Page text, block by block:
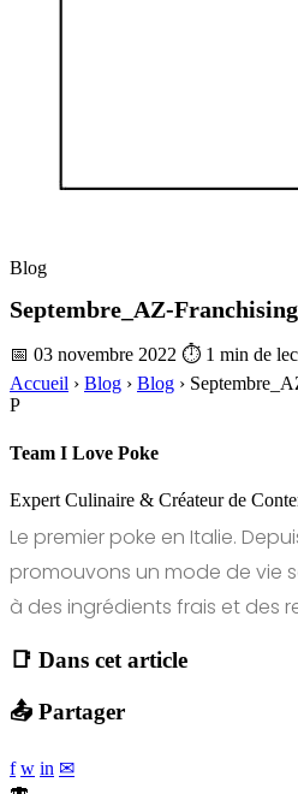
Blog
Septembre_AZ-
📅 03 novembre 2022 ⏱ 1 min de
Accueil › Blog › Blog ›
P
Team I Love Poke
Expert Culinaire & Créateur de
Le premier poke en Italie.
promouvons un mode de vie
à des ingrédients frais et des
📑 Dans cet article
📤 Partager
f w in ✉
🍣